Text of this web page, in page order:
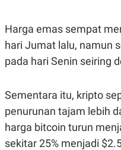
SITEMAP
TERM
OF
USE
SIBER
POLICY
Harga emas sempat
hari Jumat lalu, namun
pada hari Senin seiring
Sementara itu, kripto
penurunan tajam lebih
harga bitcoin turun
sekitar 25% menjadi